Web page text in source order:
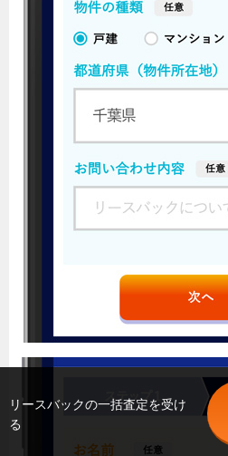
リースバックの一括査定を受け
る